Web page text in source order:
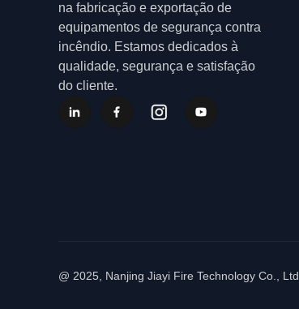
@ 2025, Nanjing Jiayi Fire Technology Co.,
na fabricação e exportação de
equipamentos de segurança contra
incêndio. Estamos dedicados à
qualidade, segurança e satisfação
do cliente.